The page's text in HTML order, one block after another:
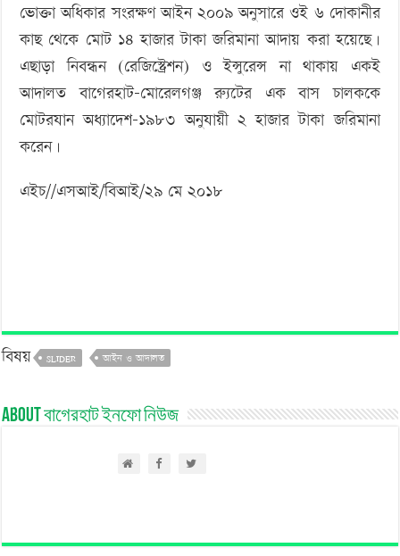
ভোক্তা অধিকার সংরক্ষণ আইন ২০০৯ অনুসারে ওই ৬ দোকানীর
কাছ থেকে মোট ১৪ হাজার টাকা জরিমানা আদায় করা হয়েছে।
এছাড়া নিবন্ধন (রেজিস্ট্রেশন) ও ইন্সুরেন্স না থাকায় একই
আদালত বাগেরহাট-মোরেলগঞ্জ র‌্যুটের এক বাস চালককে
মোটরযান অধ্যাদেশ-১৯৮৩ অনুযায়ী ২ হাজার টাকা জরিমানা
করেন।
এইচ//এসআই/বিআই/২৯ মে ২০১৮
বিষয় SLIDER আইন ও আদালত
About বাগেরহাট ইনফো নিউজ